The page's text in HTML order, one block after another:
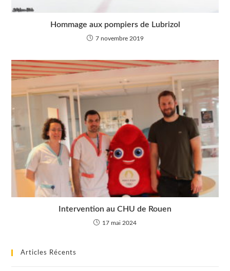
Hommage aux pompiers de Lubrizol
7 novembre 2019
Intervention au CHU de Rouen
17 mai 2024
Articles Récents